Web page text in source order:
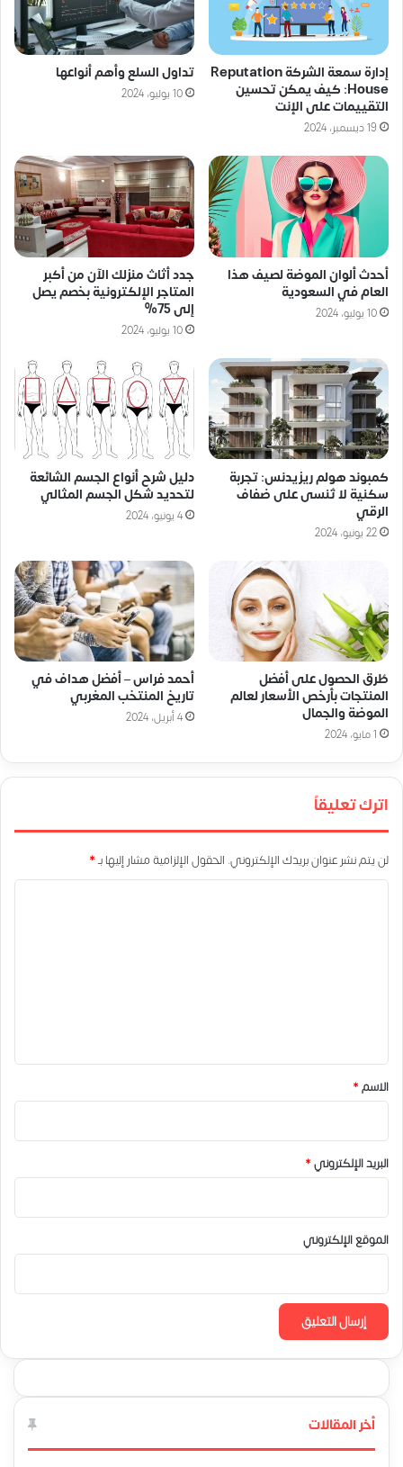
إدارة سمعة الشركة Reputation
House: كيف يمكن تحسين
التقييمات على الإنت
19 ديسمبر، 2024
تداول السلع وأهم أنواعها
10 يوليو، 2024
أحدث ألوان الموضة لصيف هذا
العام في السعودية
10 يوليو، 2024
جدد أثاث منزلك الآن من أكبر
المتاجر الإلكترونية بخصم يصل
إلى 75%
10 يوليو، 2024
كمبوند هولم ريزيدنس: تجربة
سكنية لا تُنسى على ضفاف
الرقي
22 يونيو، 2024
دليل شرح أنواع الجسم الشائعة
لتحديد شكل الجسم المثالي
4 يونيو، 2024
طُرق الحصول على أفضل
المنتجات بأرخص الأسعار لعالم
الموضة والجمال
1 مايو، 2024
أحمد فراس – أفضل هداف في
تاريخ المنتخب المغربي
4 أبريل، 2024
اترك تعليقاً
لن يتم نشر عنوان بريدك الإلكتروني. الحقول الإلزامية مشار إليها بـ*
*
الاسم*
البريد الإلكتروني*
الموقع الإلكتروني
أخر المقالات